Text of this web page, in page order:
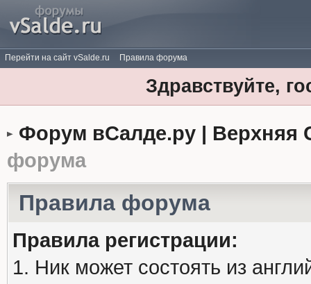
Перейти на сайт vSalde.ru Правила форума
Здравствуйте,
Форум вСалде.ру | Верхняя
форума
Правила форума
Правила регистрации:
1. Ник может состоять из